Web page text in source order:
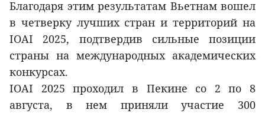
Благодаря этим результатам Вьетнам вошел
в четверку лучших стран и территорий на
IOAI 2025, подтвердив сильные позиции
страны на международных академических
конкурсах.
IOAI 2025 проходил в Пекине со 2 по 8
августа, в нем приняли участие 300